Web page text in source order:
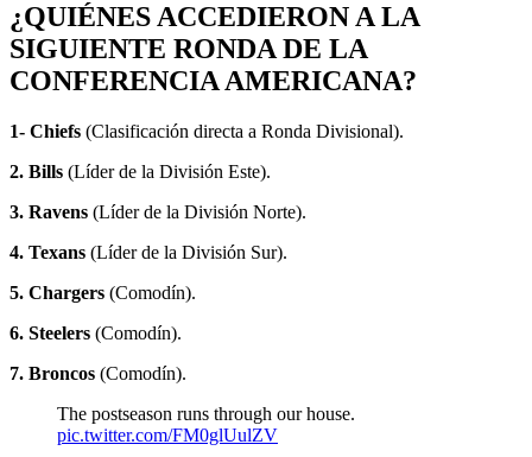
¿QUIÉNES ACCEDIERON A LA
SIGUIENTE RONDA DE LA
CONFERENCIA AMERICANA?
1- Chiefs (Clasificación directa a Ronda Divisional).
2. Bills (Líder de la División Este).
3. Ravens (Líder de la División Norte).
4. Texans (Líder de la División Sur).
5. Chargers (Comodín).
6. Steelers (Comodín).
7. Broncos (Comodín).
The postseason runs through our house.
pic.twitter.com/FM0glUulZV